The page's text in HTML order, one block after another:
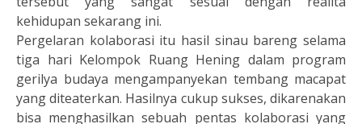
kehidupan sekarang ini.
Pergelaran kolaborasi itu hasil sinau bareng selama
tiga hari Kelompok Ruang Hening dalam program
gerilya budaya mengampanyekan tembang macapat
yang diteaterkan. Hasilnya cukup sukses, dikarenakan
bisa menghasilkan sebuah pentas kolaborasi yang